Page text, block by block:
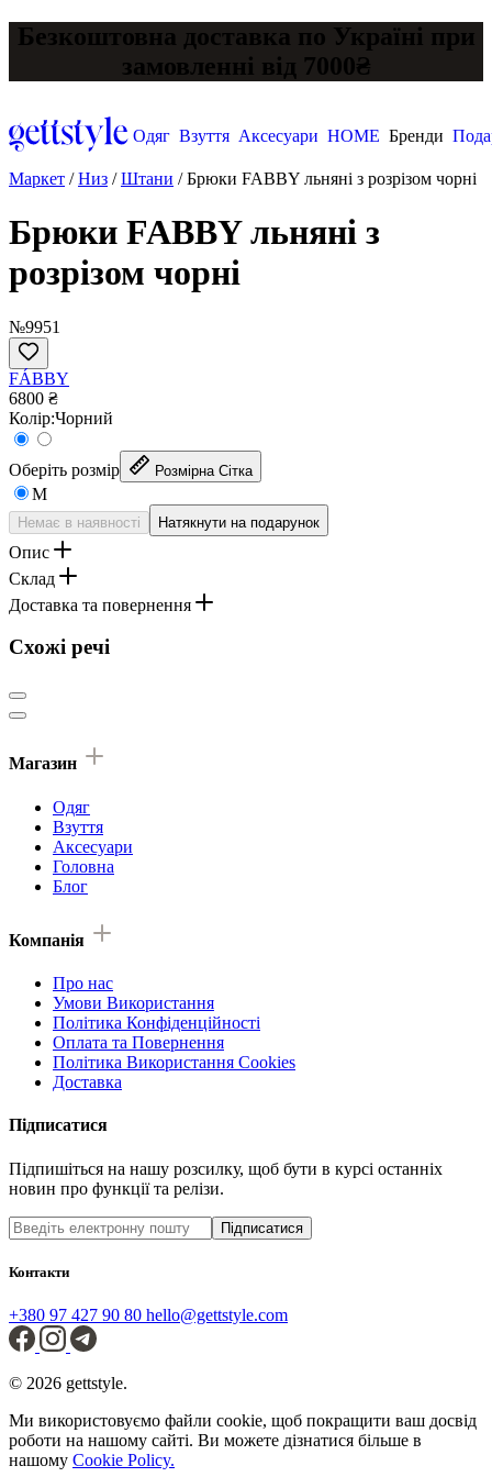
Безкоштовна доставка по Україні при
замовленні від 7000₴
Одяг Взуття Аксесуари HOME Бренди
Маркет /Низ /Штани /Брюки FABBY льняні з розрізом чорні
Брюки FABBY льняні з
розрізом чорні
№9951
FÁBBY
6800 ₴
Колір:Чорний
Оберіть розмір Розмірна Сітка
M
Немає в наявності Натякнути на подарунок
Опис
Склад
Доставка та повернення
Схожі речі
Магазин
Одяг
Взуття
Аксесуари
Головна
Блог
Компанія
Про нас
Умови Використання
Політика Конфіденційності
Оплата та Повернення
Політика Використання Cookies
Доставка
Підписатися
Підпишіться на нашу розсилку, щоб бути в курсі останніх
новин про функції та релізи.
Підписатися
Контакти
+380 97 427 90 80 hello@gettstyle.com
© 2026 gettstyle.
Ми використовуємо файли cookie, щоб покращити ваш досвід
роботи на нашому сайті. Ви можете дізнатися більше в
нашому Cookie Policy.